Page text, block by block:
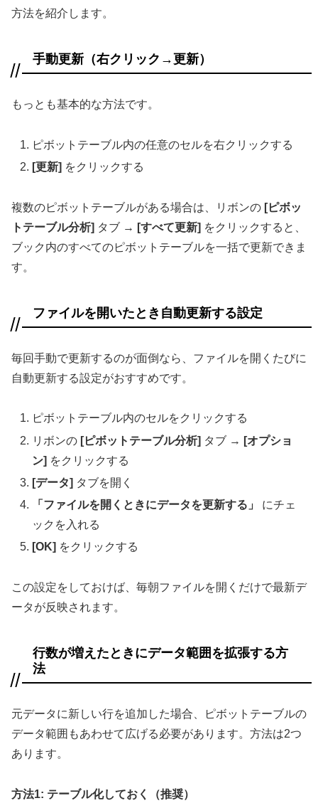
方法を紹介します。
手動更新（右クリック→更新）
もっとも基本的な方法です。
ピボットテーブル内の任意のセルを右クリックする
[更新] をクリックする
複数のピボットテーブルがある場合は、リボンの [ピボッ
トテーブル分析] タブ → [すべて更新] をクリックすると、
ブック内のすべてのピボットテーブルを一括で更新できま
す。
ファイルを開いたとき自動更新する設定
毎回手動で更新するのが面倒なら、ファイルを開くたびに
自動更新する設定がおすすめです。
ピボットテーブル内のセルをクリックする
リボンの [ピボットテーブル分析] タブ → [オプショ
ン] をクリックする
[データ] タブを開く
「ファイルを開くときにデータを更新する」
にチェ
ックを入れる
[OK] をクリックする
この設定をしておけば、毎朝ファイルを開くだけで最新デ
ータが反映されます。
行数が増えたときにデータ範囲を拡張する方
法
元データに新しい行を追加した場合、ピボットテーブルの
データ範囲もあわせて広げる必要があります。方法は2つ
あります。
方法1: テーブル化しておく（推奨）